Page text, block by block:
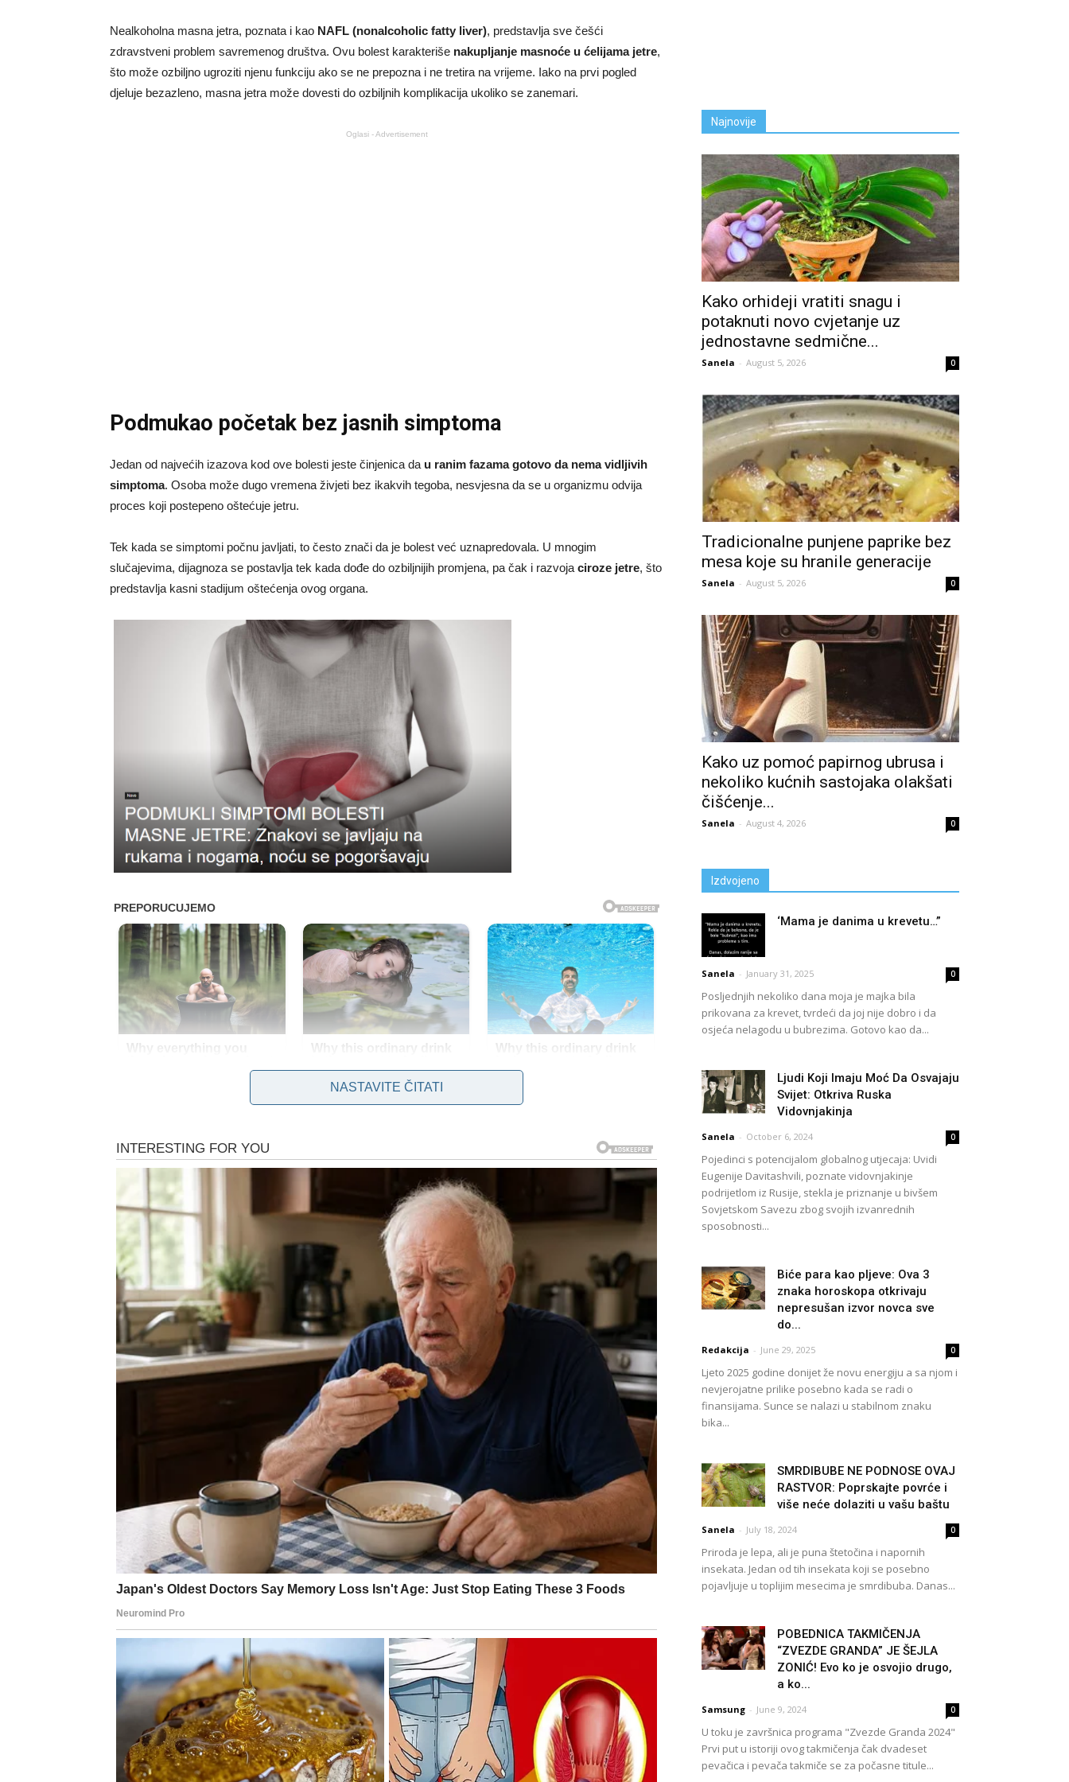
Nealkoholna masna jetra, poznata i kao NAFL (nonalcoholic fatty liver), predstavlja sve češći
zdravstveni problem savremenog društva. Ovu bolest karakteriše nakupljanje masnoće u ćelijama jetre,
što može ozbiljno ugroziti njenu funkciju ako se ne prepozna i ne tretira na vrijeme. Iako na prvi pogled
djeluje bezazleno, masna jetra može dovesti do ozbiljnih komplikacija ukoliko se zanemari.
Oglasi - Advertisement
Podmukao početak bez jasnih simptoma
Jedan od najvećih izazova kod ove bolesti jeste činjenica da u ranim fazama gotovo da nema vidljivih
simptoma. Osoba može dugo vremena živjeti bez ikakvih tegoba, nesvjesna da se u organizmu odvija
proces koji postepeno oštećuje jetru.
Tek kada se simptomi počnu javljati, to često znači da je bolest već uznapredovala. U mnogim
slučajevima, dijagnoza se postavlja tek kada dođe do ozbiljnijih promjena, pa čak i razvoja ciroze jetre, što
predstavlja kasni stadijum oštećenja ovog organa.
Neobičan simptom koji mnogi zanemaruju
Zanimljivo je da jedan od simptoma može djelovati potpuno nepovezano sa jetrom. Naime,
dlanovima i tabanimamože biti znak da jetra ne funkcioniše pravilno.
Ovaj simptom često zbunjuje pacijente jer ga ne povezuju sa unutrašnjim organima. Međutim, stručnjaci
upozoravaju da se upravo ovakav svrab može javiti kao posljedica poremećaja u radu jetre. Posebno je
karakteristično da se
svrab pojačava u večernjim satima ili tokom noći
, što dodatno narušava kvalitet
života.
Klasični simptomi masne jetre
Iako često izostaju u početku, postoje određeni znakovi koji mogu ukazivati na problem sa jetrom. Među
najčešćim simptomima su:
Nelagodnost ili bol u stomaku
Osjećaj pritiska ili punoće u desnom gornjem dijelu abdomena
Opšti osjećaj umora i slabosti
Ovi simptomi nisu specifični samo za masnu jetru, zbog čega se često zanemaruju ili pripisuju drugim
NASTAVITE ČITATI
Najnovije
Kako orhideji vratiti snagu i
potaknuti novo cvjetanje uz
jednostavne sedmične...
Sanela - August 5, 2026 0
Tradicionalne punjene paprike bez
mesa koje su hranile generacije
Sanela - August 5, 2026 0
Kako uz pomoć papirnog ubrusa i
nekoliko kućnih sastojaka olakšati
čišćenje...
Sanela - August 4, 2026 0
Izdvojeno
‘Mama je danima u krevetu…”
Sanela - January 31, 2025 0
Posljednjih nekoliko dana moja je majka bila
prikovana za krevet, tvrdeći da joj nije dobro i da
osjeća nelagodu u bubrezima. Gotovo kao da...
Ljudi Koji Imaju Moć Da Osvajaju
Svijet: Otkriva Ruska
Vidovnjakinja
Sanela - October 6, 2024 0
Pojedinci s potencijalom globalnog utjecaja: Uvidi
Eugenije Davitashvili, poznate vidovnjakinje
podrijetlom iz Rusije, stekla je priznanje u bivšem
Sovjetskom Savezu zbog svojih izvanrednih
sposobnosti...
Biće para kao pljeve: Ova 3
znaka horoskopa otkrivaju
nepresušan izvor novca sve
do...
Redakcija - June 29, 2025 0
Ljeto 2025 godine donijet že novu energiju a sa njom i
nevjerojatne prilike posebno kada se radi o
finansijama. Sunce se nalazi u stabilnom znaku
bika...
SMRDIBUBE NE PODNOSE OVAJ
RASTVOR: Poprskajte povrće i
više neće dolaziti u vašu baštu
Sanela - July 18, 2024 0
Priroda je lepa, ali je puna štetočina i napornih
insekata. Jedan od tih insekata koji se posebno
pojavljuje u toplijim mesecima je smrdibuba. Danas...
POBEDNICA TAKMIČENJA
“ZVEZDE GRANDA” JE ŠEJLA
ZONIĆ! Evo ko je osvojio drugo,
a ko...
Samsung - June 9, 2024 0
U toku je završnica programa "Zvezde Granda 2024"
Prvi put u istoriji ovog takmičenja čak dvadeset
pevačica i pevača takmiče se za počasne titule...